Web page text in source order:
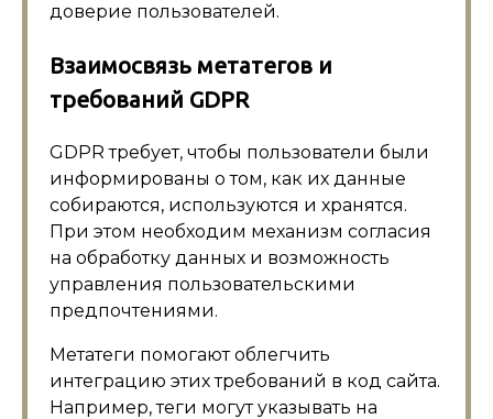
доверие пользователей.
Взаимосвязь метатегов и
требований GDPR
GDPR требует, чтобы пользователи были
информированы о том, как их данные
собираются, используются и хранятся.
При этом необходим механизм согласия
на обработку данных и возможность
управления пользовательскими
предпочтениями.
Метатеги помогают облегчить
интеграцию этих требований в код сайта.
Например, теги могут указывать на